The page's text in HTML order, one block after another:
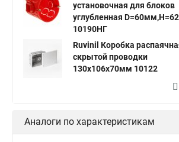
установочная для блоков
углубленная
10190НГ
Ruvinil Коробка
скрытой проводки
130х106х70мм 10122
Аналоги по характеристикам